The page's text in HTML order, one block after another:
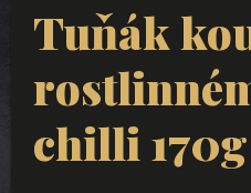
Tuňák
chilli 170g